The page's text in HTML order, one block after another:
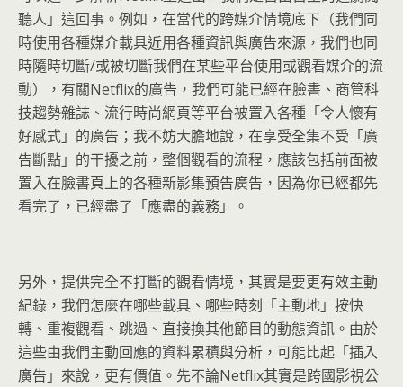
聽人」這回事。例如，在當代的跨媒介情境底下（我們同
時使用各種媒介載具近用各種資訊與廣告來源，我們也同
時隨時切斷/或被切斷我們在某些平台使用或觀看媒介的流
動），有關Netflix的廣告，我們可能已經在臉書、商管科
技趨勢雜誌、流行時尚網頁等平台被置入各種「令人懷有
好感式」的廣告；我不妨大膽地說，在享受全集不受「廣
告斷點」的干擾之前，整個觀看的流程，應該包括前面被
置入在臉書頁上的各種新影集預告廣告，因為你已經都先
看完了，已經盡了「應盡的義務」。
另外，提供完全不打斷的觀看情境，其實是要更有效主動
紀錄，我們怎麼在哪些載具、哪些時刻「主動地」按快
轉、重複觀看、跳過、直接換其他節目的動態資訊。由於
這些由我們主動回應的資料累積與分析，可能比起「插入
廣告」來說，更有價值。先不論Netflix其實是跨國影視公